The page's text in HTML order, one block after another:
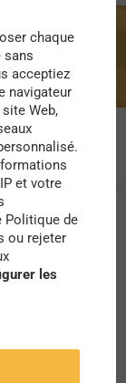
chaque
sans
acceptiez
navigateur
Web,
et votre
Politique de
ou rejeter
les